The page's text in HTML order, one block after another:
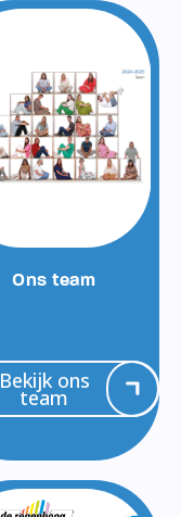
Ons team
Bekijk ons
team